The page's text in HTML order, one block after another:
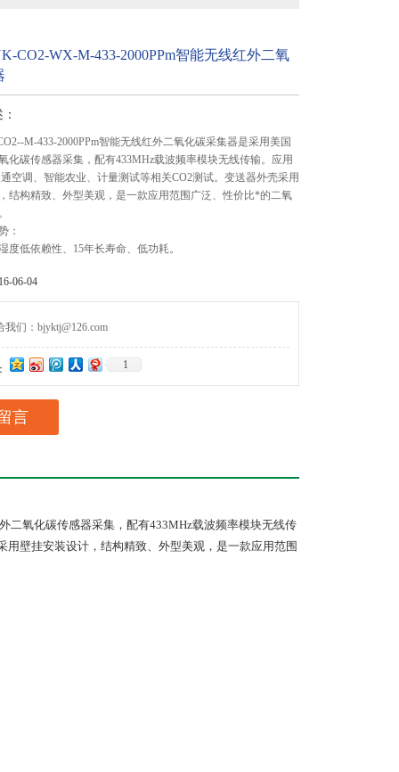
CO2-WX-M-433-2000PPm智能无线红外二氧
M-433-2000PPm智能无线红外二氧化碳采集器是采用美国
化碳传感器采集，配有433MHz载波频率模块无线传输。应用
空调、智能农业、计量测试等相关CO2测试。变送器外壳采用
结构精致、外型美观，是一款应用范围广泛、性价比*的二氧
：
度低依赖性、15年长寿命、低功耗。
06-04
我们：bjyktj@126.com
1
言
二氧化碳传感器采集，配有433MHz载波频率模块无线传
用壁挂安装设计，结构精致、外型美观，是一款应用范围